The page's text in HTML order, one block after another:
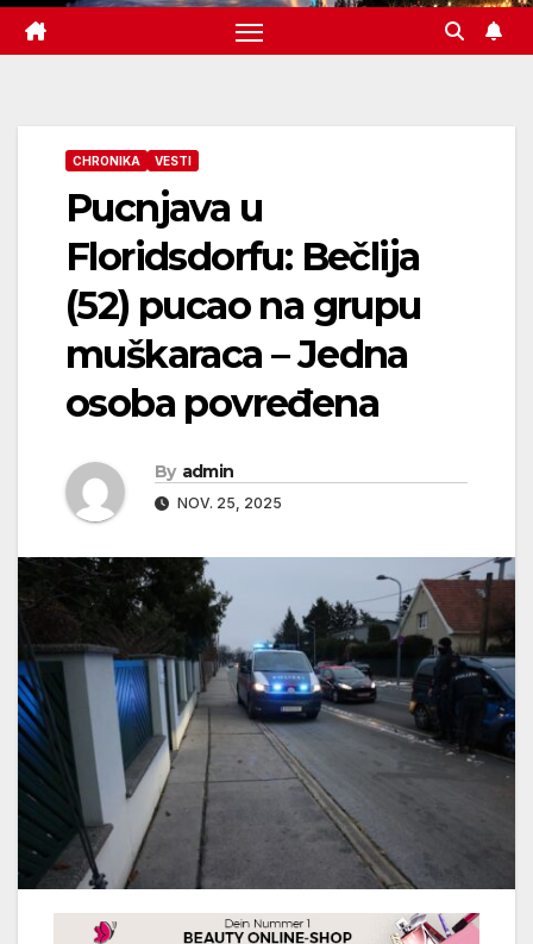
CHRONIKA VESTI
Pucnjava u
Floridsdorfu: Bečlija
(52) pucao na grupu
muškaraca – Jedna
osoba povređena
By admin
NOV. 25, 2025